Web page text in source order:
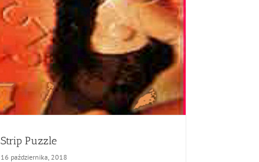
Strip Puzzle
16 października, 2018